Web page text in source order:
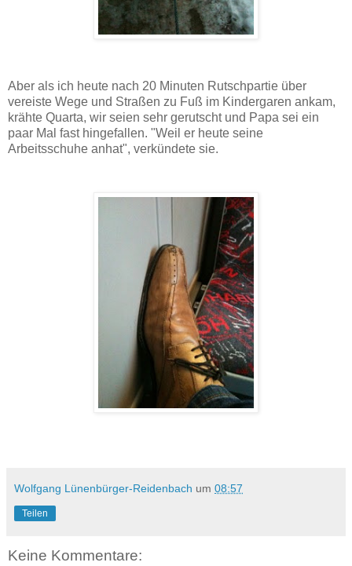
Aber als ich heute nach 20 Minuten Rutschpartie über
vereiste Wege und Straßen zu Fuß im Kindergaren ankam,
krähte Quarta, wir seien sehr gerutscht und Papa sei ein
paar Mal fast hingefallen. "Weil er heute seine
Arbeitsschuhe anhat", verkündete sie.
Wolfgang Lünenbürger-Reidenbach um 08:57
Teilen
Keine Kommentare: